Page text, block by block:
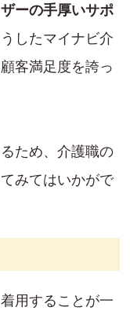
ーの手厚いサポ
したマイナビ介
客満足度を誇っ
ため、介護職の
みてはいかがで
用することが一